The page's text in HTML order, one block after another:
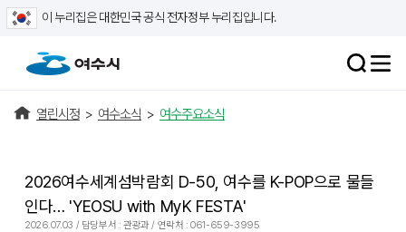
이 누리집은 대한민국 공식 전자정부 누리집입니다.
열린시정 > 여수소식 > 여수주요소식
2026여수세계섬박람회 D-50, 여수를 K-POP으로 물들
인다… 'YEOSU with MyK FESTA'
2026.07.03 / 담당부서 : 관광과 / 연락처 : 061-659-3995